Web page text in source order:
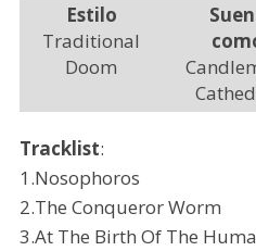
Estilo
Traditional
Doom
Tracklist:
1.Nosophoros
2.The Conqueror Worm
3.At The Birth Of The